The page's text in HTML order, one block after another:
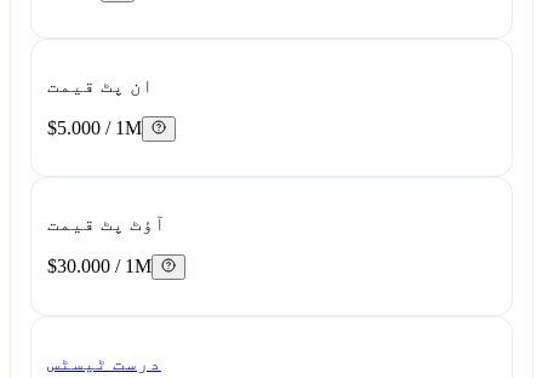
ان پٹ قیمت
$5.000 / 1M
آؤٹ پٹ قیمت
$30.000 / 1M
درست ٹیسٹس